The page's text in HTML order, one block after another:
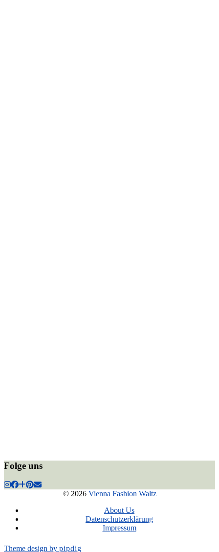
Folge uns
© 2026 Vienna Fashion Waltz
About Us
Datenschutzerklärung
Impressum
Theme design by pipdig